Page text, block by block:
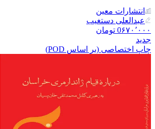
انتشارات معین
عبدالعلی دستغیب
0۶۷۰٬۰۰۰
تومان
جدید
چاپ اختصاصی (بر اساس POD)